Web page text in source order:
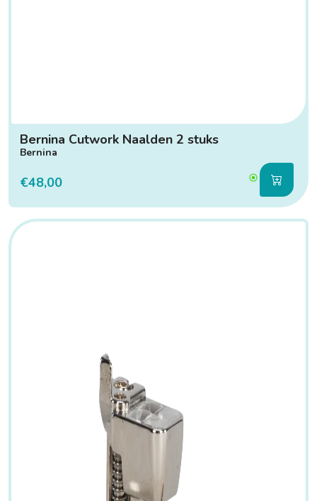
Bernina Cutwork Naalden 2 stuks
Bernina
€48,00